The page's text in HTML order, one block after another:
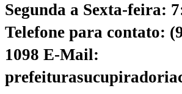
Segunda a Sexta-feira:
Telefone para contato:
1098 E-Mail: